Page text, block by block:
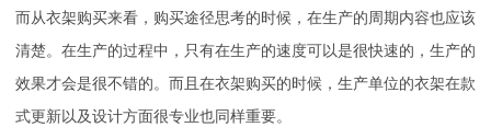
而从衣架购买来看，购买途径思考的时候，在生产的周期内容也应该
清楚。在生产的过程中，只有在生产的速度可以是很快速的，生产的
效果才会是很不错的。而且在衣架购买的时候，生产单位的衣架在款
式更新以及设计方面很专业也同样重要。